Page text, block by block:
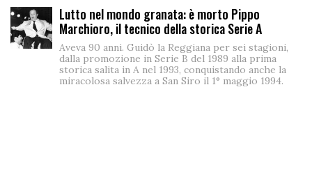
Lutto nel mondo granata: è morto Pippo
Marchioro, il tecnico della storica Serie A
Aveva 90 anni. Guidò la Reggiana per sei stagioni,
dalla promozione in Serie B del 1989 alla prima
storica salita in A nel 1993, conquistando anche la
miracolosa salvezza a San Siro il 1° maggio 1994.